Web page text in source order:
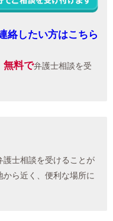
絡したい方はこちら
無料で弁護士相談を受
護士相談を受けることが
ら近く、便利な場所に